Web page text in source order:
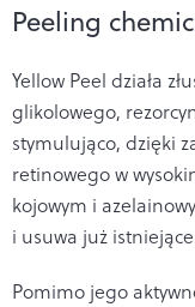
Peeling
Yellow Peel działa
glikolowego,
stymulująco, dzięki
retinowego w
kojowym i
i usuwa już
Pomimo jego